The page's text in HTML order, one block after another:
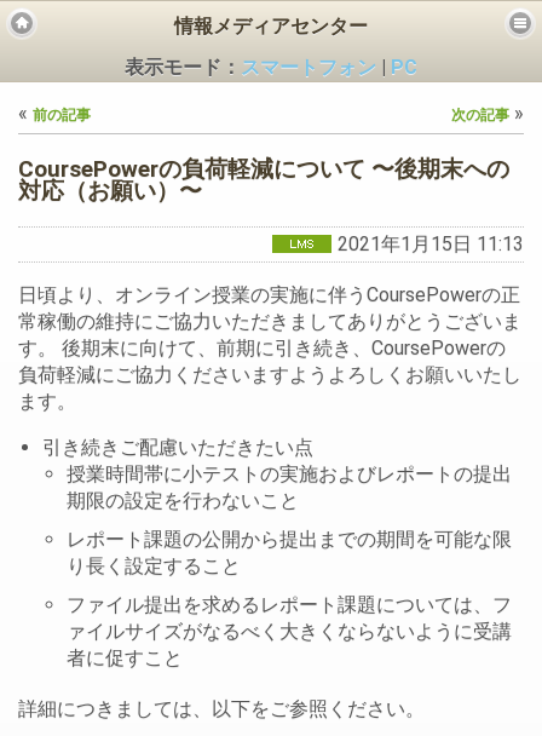
情報メディアセンター
表示モード： スマートフォン
PC
« 前の記事 次の記事 »
CoursePowerの負荷軽減について 〜後期末への
対応（お願い）〜
2021年1月15日 11:13
日頃より、オンライン授業の実施に伴うCoursePowerの正
常稼働の維持にご協力いただきましてありがとうございま
す。 後期末に向けて、前期に引き続き、CoursePowerの
負荷軽減にご協力くださいますようよろしくお願いいたし
ます。
引き続きご配慮いただきたい点
授業時間帯に小テストの実施およびレポートの提出
期限の設定を行わないこと
レポート課題の公開から提出までの期間を可能な限
り長く設定すること
ファイル提出を求めるレポート課題については、フ
ァイルサイズがなるべく大きくならないように受講
者に促すこと
詳細につきましては、以下をご参照ください。